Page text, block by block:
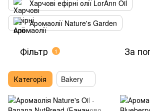
Харчові ефірні олії LorAnn Oil
Аромаолії Nature's Garden
Фільтр 1 За
Категорія Bakery